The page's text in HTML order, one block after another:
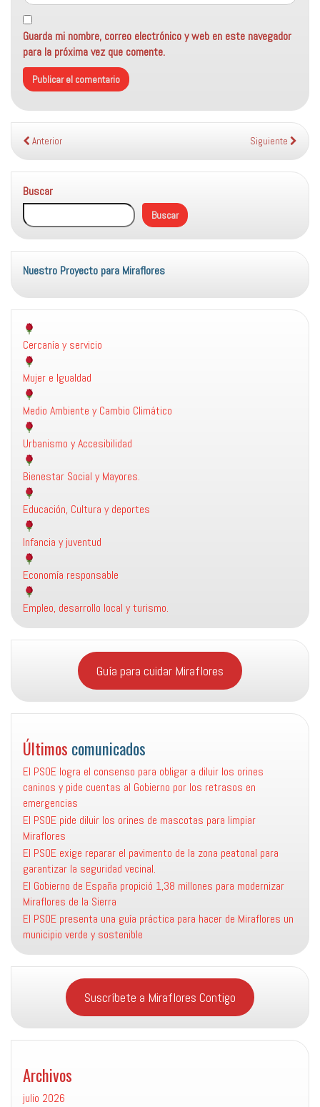
Guarda mi nombre, correo electrónico y web en este navegador
para la próxima vez que comente.
Anterior Siguiente
Buscar
Buscar
Nuestro Proyecto para Miraflores
Cercanía y servicio
Mujer e Igualdad
Medio Ambiente y Cambio Climático
Urbanismo y Accesibilidad
Bienestar Social y Mayores.
Educación, Cultura y deportes
Infancia y juventud
Economía responsable
Empleo, desarrollo local y turismo.
Guía para cuidar Miraflores
Últimos comunicados
El PSOE logra el consenso para obligar a diluir los orines
caninos y pide cuentas al Gobierno por los retrasos en
emergencias
El PSOE pide diluir los orines de mascotas para limpiar
Miraflores
El PSOE exige reparar el pavimento de la zona peatonal para
garantizar la seguridad vecinal.
El Gobierno de España propició 1,38 millones para modernizar
Miraflores de la Sierra
El PSOE presenta una guía práctica para hacer de Miraflores un
municipio verde y sostenible
Suscríbete a Miraflores Contigo
Archivos
julio 2026